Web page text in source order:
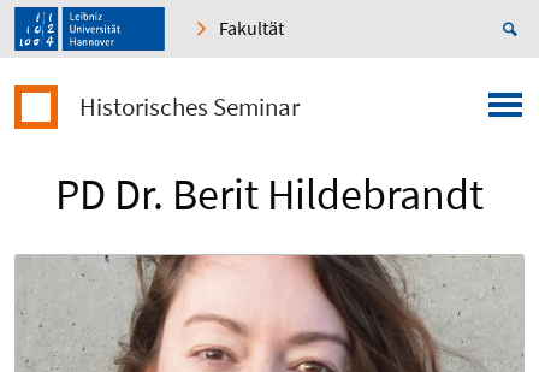
Fakultät
Historisches Seminar
PD Dr. Berit Hildebrandt